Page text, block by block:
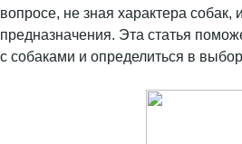
вопросе, не зная характера собак,
предназначения. Эта статья
с собаками и определиться в